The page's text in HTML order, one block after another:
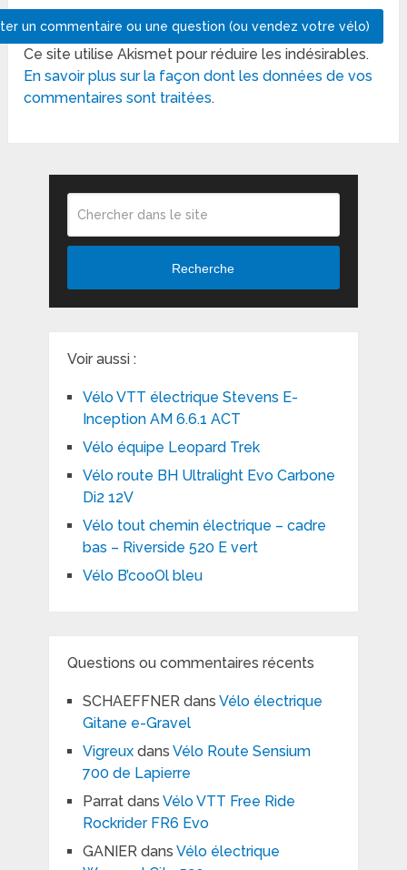
Ce site utilise Akismet pour réduire les indésirables.
En savoir plus sur la façon dont les données de vos
commentaires sont traitées.
Recherche
Voir aussi :
Vélo VTT électrique Stevens E-
Inception AM 6.6.1 ACT
Vélo équipe Leopard Trek
Vélo route BH Ultralight Evo Carbone
Di2 12V
Vélo tout chemin électrique – cadre
bas – Riverside 520 E vert
Vélo B’cooOl bleu
Questions ou commentaires récents
SCHAEFFNERdans Vélo électrique
Gitane e-Gravel
Vigreuxdans Vélo Route Sensium
700 de Lapierre
Parratdans Vélo VTT Free Ride
Rockrider FR6 Evo
GANIERdans Vélo électrique